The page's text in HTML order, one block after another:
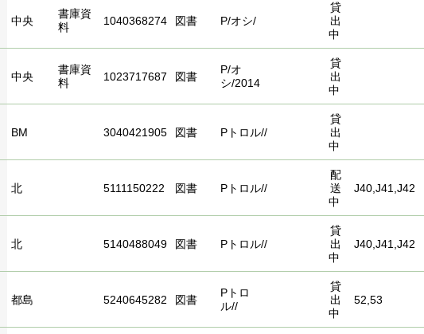
中央
書庫資
料
1040368274 図書 P/オシ/
貸
出
中
中央
書庫資
料
1023717687 図書
P/オ
シ/2014
貸
出
中
BM 3040421905 図書 Pトロル//
貸
出
中
北 5111150222 図書 Pトロル//
配
送
中
J40,J41,J42
北 5140488049 図書 Pトロル//
貸
出
中
J40,J41,J42
都島 5240645282 図書
Pトロ
ル//
貸
出
中
52,53